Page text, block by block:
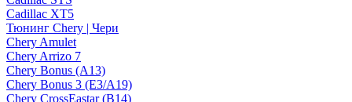
Cadillac XT5
Тюнинг Chery | Чери
Chery Amulet
Chery Arrizo 7
Chery Bonus (A13)
Chery Bonus 3 (E3/A19)
Chery CrossEastar (B14)